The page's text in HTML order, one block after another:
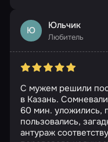
Ю Юльчик
Любитель
С мужем решили
в Казань.
60 мин. уложились,
пользовались,
антураж